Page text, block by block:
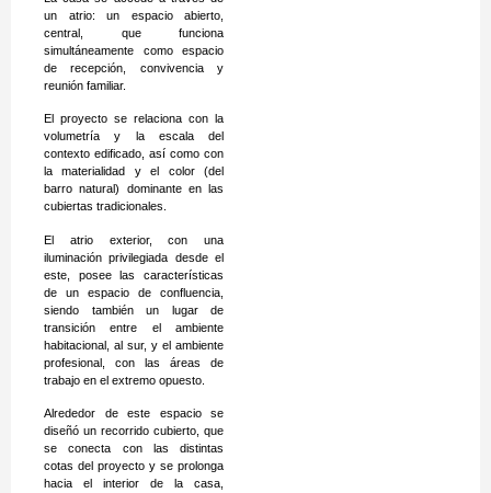
un atrio: un espacio abierto,
central, que funciona
simultáneamente como espacio
de recepción, convivencia y
reunión familiar.
El proyecto se relaciona con la
volumetría y la escala del
contexto edificado, así como con
la materialidad y el color (del
barro natural) dominante en las
cubiertas tradicionales.
El atrio exterior, con una
iluminación privilegiada desde el
este, posee las características
de un espacio de confluencia,
siendo también un lugar de
transición entre el ambiente
habitacional, al sur, y el ambiente
profesional, con las áreas de
trabajo en el extremo opuesto.
Alrededor de este espacio se
diseñó un recorrido cubierto, que
se conecta con las distintas
cotas del proyecto y se prolonga
hacia el interior de la casa,